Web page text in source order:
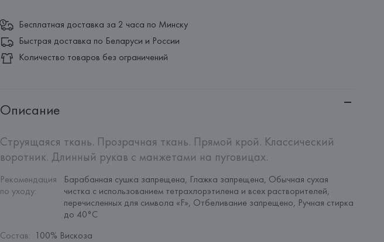
Бесплатная доставка за 2 часа по Минску
Быстрая доставка по Беларуси и России
Количество товаров без ограничений
Описание
Струящаяся ткань. Прозрачная ткань. Прямой крой. Классический
воротник. Длинный рукав с манжетами на пуговицах.
Рекомендация
по уходу:
Барабанная сушка запрещена, Глажка запрещена, Обычная сухая
чистка с использованием тетрахлорэтилена и всех растворителей,
перечисленных для символа «F», Отбеливание запрещено, Ручная стирка
до 40°C
Состав: 100% Вискоза